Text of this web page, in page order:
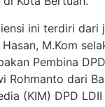
ini terdiri dari
M.Kom
Pembina
Rohmanto dari
(KIM) DPD